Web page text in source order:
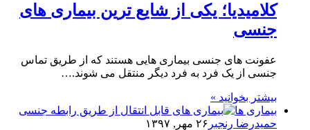
کلامیدیا؛ یکی از شایع ترین بیماری های
جنسی
عفونت های جنسی بیماری هایی هستند که از طریق تماس
جنسی از یک فرد به فرد دیگر منتقل می شوند.…
بیشتر بخوانید »
بیماری ها
حمیدرضا رنجبر ۲۶ مهر, ۱۳۹۷